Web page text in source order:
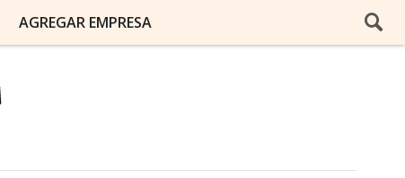
AGREGAR EMPRESA